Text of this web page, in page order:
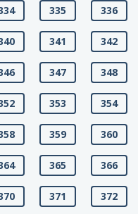
335 336
341 342
347 348
353 354
359 360
365 366
371 372